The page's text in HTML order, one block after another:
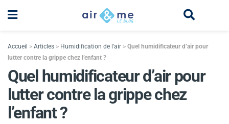
Accueil > Articles > Humidification de l'air > Quel humidificateur d’air pour
lutter contre la grippe chez l’enfant ?
Quel humidificateur d’air pour
lutter contre la grippe chez
l’enfant ?